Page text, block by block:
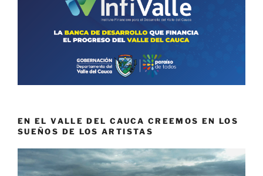
EN EL VALLE DEL CAUCA CREEMOS EN LOS
SUEÑOS DE LOS ARTISTAS
Reproductor
de